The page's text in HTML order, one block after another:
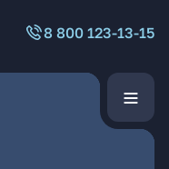
8 800 123-13-15